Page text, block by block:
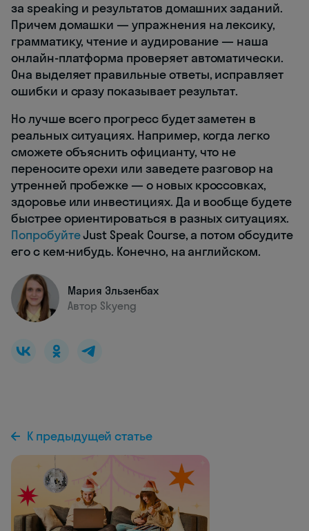
за speaking и результатов домашних заданий.
Причем домашки — упражнения на лексику,
грамматику, чтение и аудирование — наша
онлайн-платформа проверяет автоматически.
Она выделяет правильные ответы, исправляет
ошибки и сразу показывает результат.
Но лучше всего прогресс будет заметен в
реальных ситуациях. Например, когда легко
сможете объяснить официанту, что не
переносите орехи или заведете разговор на
утренней пробежке — о новых кроссовках,
здоровье или инвестициях. Да и вообще будете
быстрее ориентироваться в разных ситуациях.
ПопробуйтеJust Speak Course, а потом обсудите
его с кем-нибудь. Конечно, на английском.
Мария Эльзенбах
Автор Skyeng
К предыдущей статье